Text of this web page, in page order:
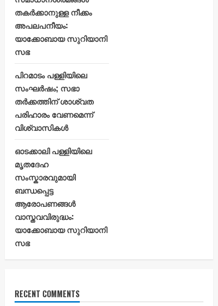
തകർക്കാനുള്ള നീക്കം
അപലപനീയം:
യാക്കോബായ സുറിയാനി
സഭ
പിറമാടം പള്ളിയിലെ
സംഘർഷം; സഭാ
തർക്കത്തിന് ശാശ്വത
പരിഹാരം വേണമെന്ന്
വിശ്വാസികൾ
ഓടക്കാലി പള്ളിയിലെ
മൃതദേഹ
സംസ്കാരവുമായി
ബന്ധപ്പെട്ട
ആരോപണങ്ങൾ
വാസ്തവവിരുദ്ധം:
യാക്കോബായ സുറിയാനി
സഭ
RECENT COMMENTS